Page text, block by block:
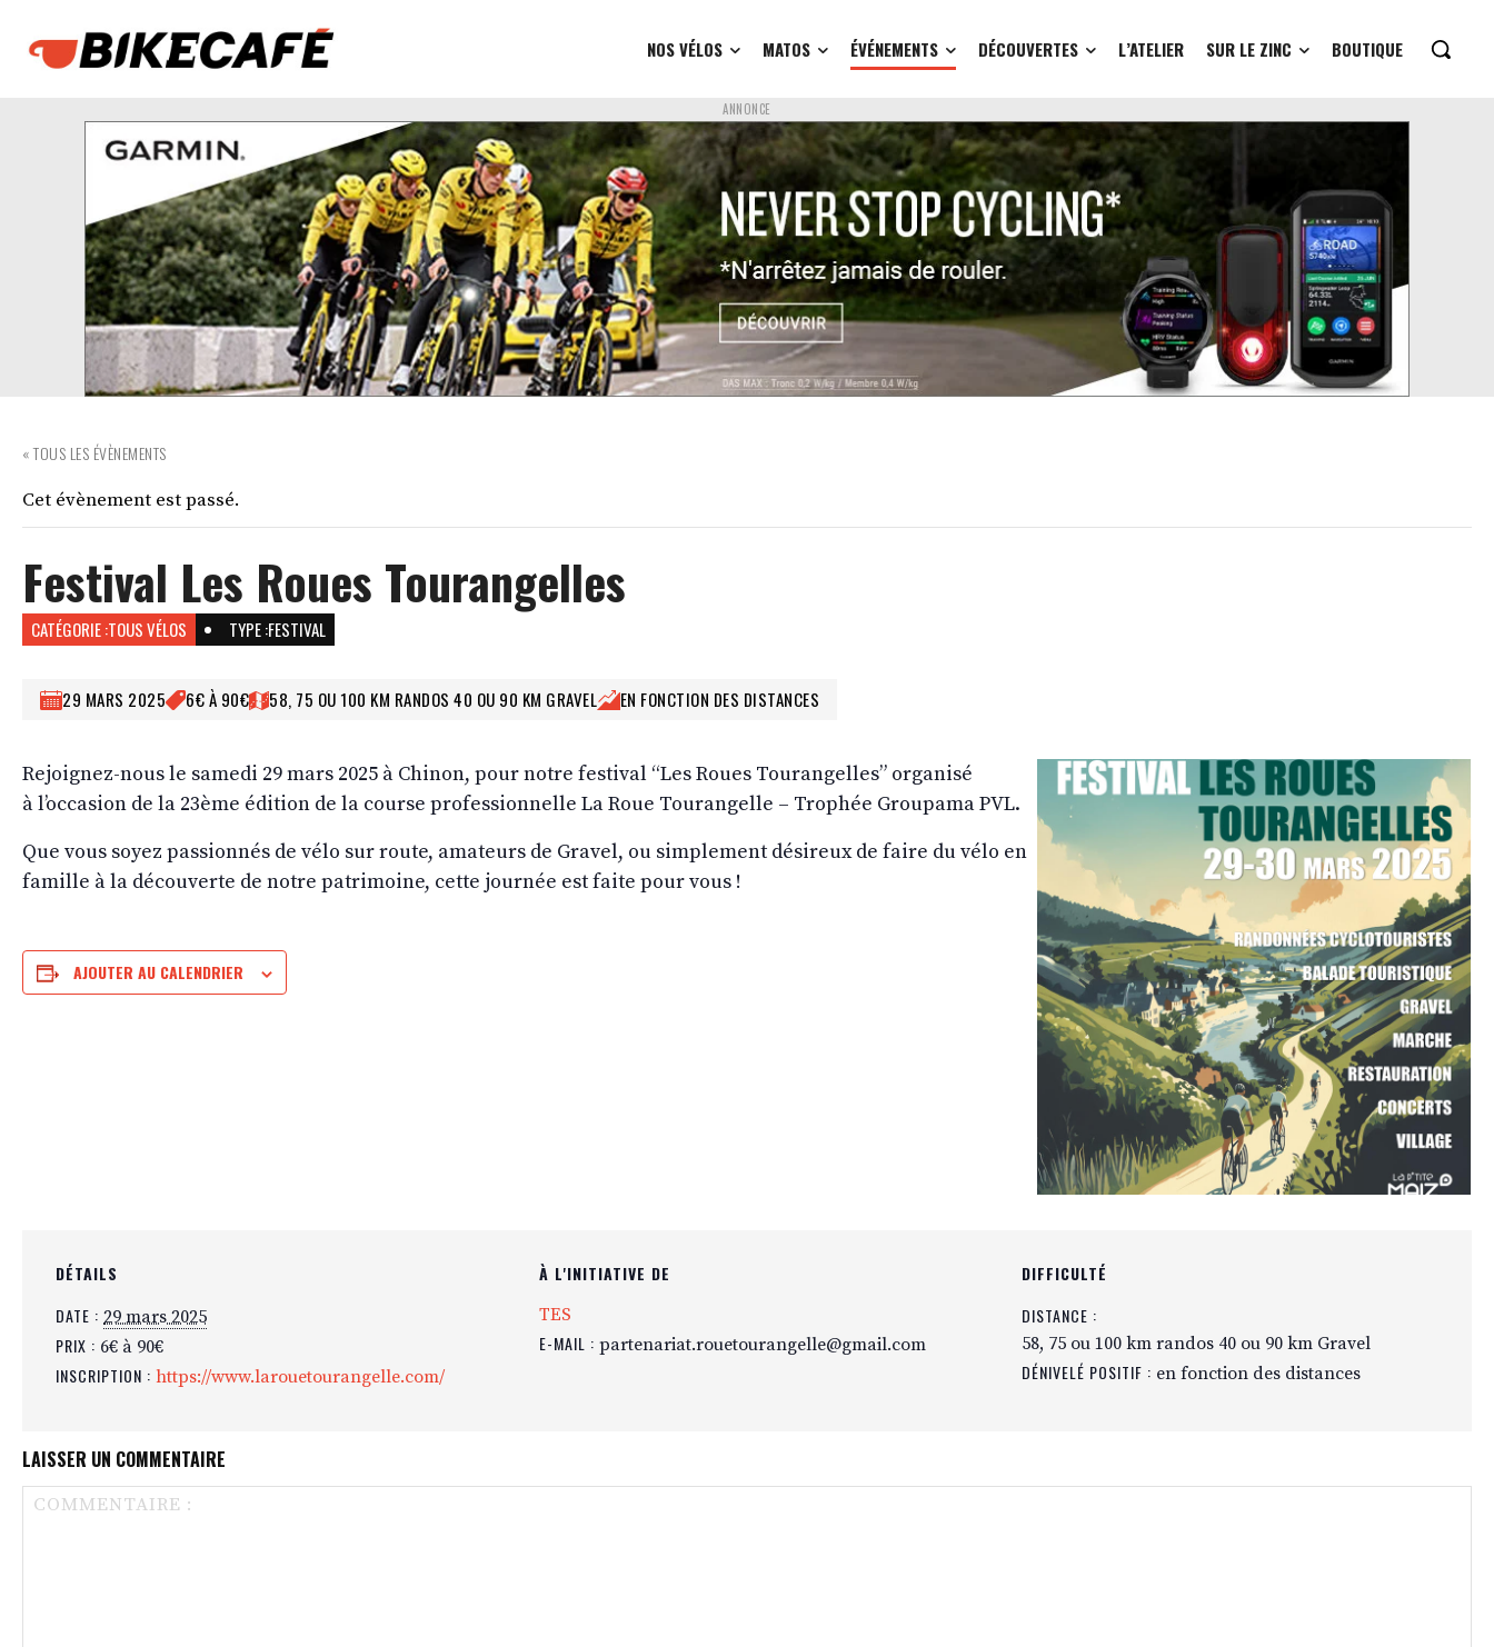
NOS VÉLOS MATOS ÉVÉNEMENTS DÉCOUVERTES L’ATELIER SUR LE ZINC BOUTIQUE
ANNONCE
« TOUS LES ÉVÈNEMENTS
Cet évènement est passé.
Festival Les Roues Tourangelles
CATÉGORIE :TOUS VÉLOS TYPE :FESTIVAL
29 MARS 2025 6€ À 90€ 58, 75 OU 100 KM RANDOS 40 OU 90 KM GRAVEL EN FONCTION DES DISTANCES
Rejoignez-nous le samedi 29 mars 2025 à Chinon, pour notre festival “Les Roues Tourangelles” organisé
à l’occasion de la 23ème édition de la course professionnelle La Roue Tourangelle – Trophée Groupama PVL.
Que vous soyez passionnés de vélo sur route, amateurs de Gravel, ou simplement désireux de faire du vélo en
famille à la découverte de notre patrimoine, cette journée est faite pour vous !
AJOUTER AU CALENDRIER
DÉTAILS
DATE : 29 mars 2025
PRIX : 6€ à 90€
INSCRIPTION : https://www.larouetourangelle.com/
À L'INITIATIVE DE
TES
E-MAIL : partenariat.rouetourangelle@gmail.com
DIFFICULTÉ
DISTANCE :
58, 75 ou 100 km randos 40 ou 90 km Gravel
DÉNIVELÉ POSITIF : en fonction des distances
LAISSER UN COMMENTAIRE